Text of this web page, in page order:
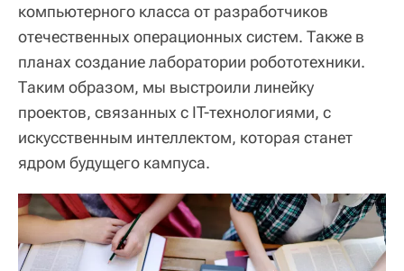
компьютерного класса от разработчиков
отечественных операционных систем. Также в
планах создание лаборатории робототехники.
Таким образом, мы выстроили линейку
проектов, связанных с IT-технологиями, с
искусственным интеллектом, которая станет
ядром будущего кампуса.